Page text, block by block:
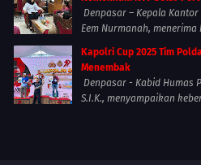
Denpasar – Kepala
Eem Nurmanah,
Kapolri Cup 2025 Tim
Menembak
Denpasar - Kabid Humas
S.I.K., menyampaikan